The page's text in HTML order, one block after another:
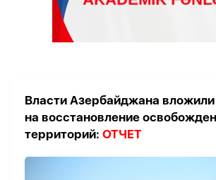
Власти Азербайджана
на восстановление
территорий: ОТЧЕТ